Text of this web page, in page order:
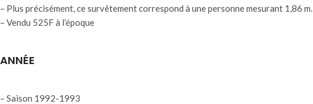
– Plus précisément, ce survêtement correspond à une personne mesurant 1,86 m.
– Vendu 525F à l’époque
ANNÉE
– Saison 1992-1993